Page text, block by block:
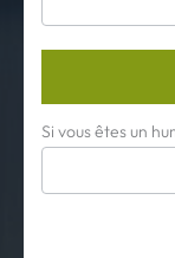
Si vous êtes un